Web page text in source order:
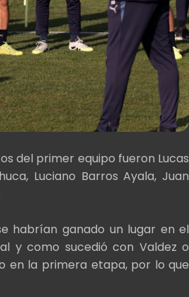
del primer equipo fueron Lucas
Luciano Barros Ayala, Juan
habrían ganado un lugar en el
y como sucedió con Valdez o
en la primera etapa, por lo que